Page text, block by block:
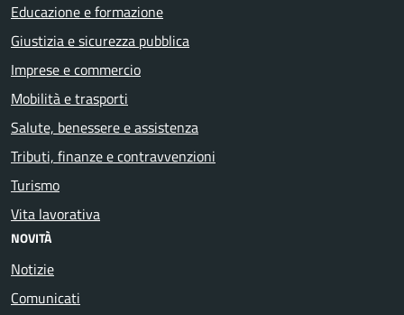
Educazione e formazione
Giustizia e sicurezza pubblica
Imprese e commercio
Mobilità e trasporti
Salute, benessere e assistenza
Tributi, finanze e contravvenzioni
Turismo
Vita lavorativa
NOVITÀ
Notizie
Comunicati